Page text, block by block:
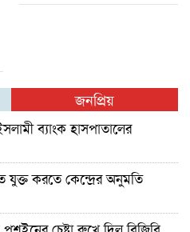
জনপ্রিয়
ব্যাংক হাসপাতালের
করতে কেন্দ্রের অনুমতি